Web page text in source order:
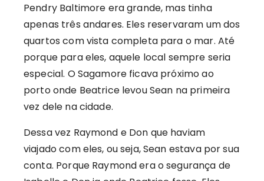
Pendry Baltimore era grande, mas tinha
apenas três andares. Eles reservaram um dos
quartos com vista completa para o mar. Até
porque para eles, aquele local sempre seria
especial. O Sagamore ficava próximo ao
porto onde Beatrice levou Sean na primeira
vez dele na cidade.
Dessa vez Raymond e Don que haviam
viajado com eles, ou seja, Sean estava por sua
conta. Porque Raymond era o segurança de